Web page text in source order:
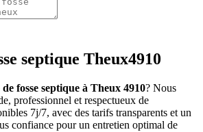
septique Theux4910
fosse septique à Theux 4910? Nous
professionnel et respectueux de
7j/7, avec des tarifs transparents et un
confiance pour un entretien optimal de